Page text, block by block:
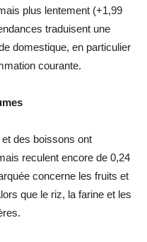
plus lentement (+1,99
traduisent une
domestique, en particulier
courante.
des boissons ont
reculent encore de 0,24
concerne les fruits et
que le riz, la farine et les